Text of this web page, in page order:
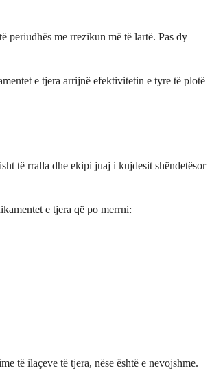
periudhës me rrezikun më të lartë. Pas dy
e tjera arrijnë efektivitetin e tyre të plotë
të rralla dhe ekipi juaj i kujdesit shëndetësor
e tjera që po merrni:
të ilaçeve të tjera, nëse është e nevojshme.